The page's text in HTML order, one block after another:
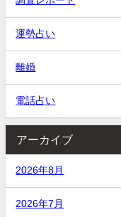
運勢占い
離婚
電話占い
アーカイブ
2026年8月
2026年7月